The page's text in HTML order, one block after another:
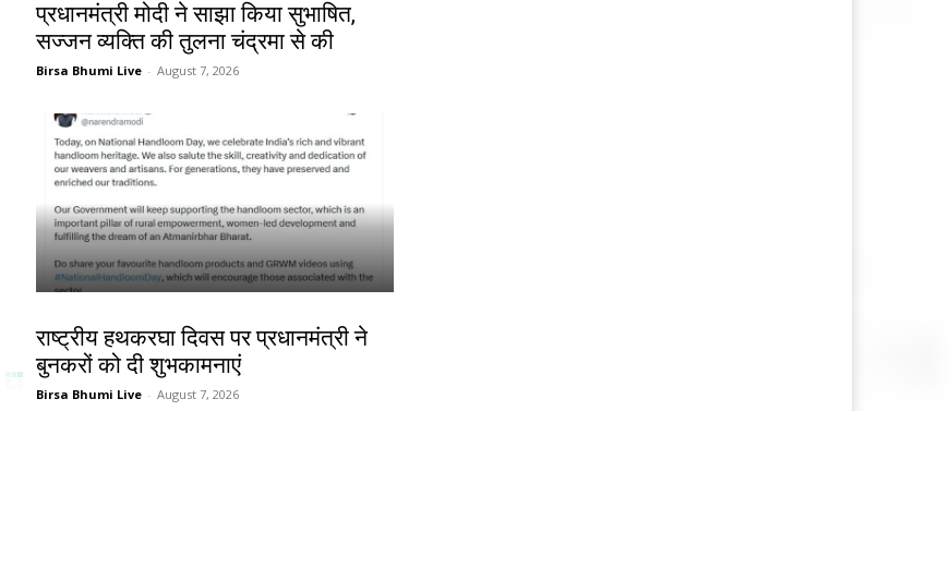
प्रधानमंत्री मोदी ने साझा किया सुभाषित,
सज्जन व्यक्ति की तुलना चंद्रमा से की
Birsa Bhumi Live - August 7, 2026
राष्ट्रीय हथकरघा दिवस पर प्रधानमंत्री ने
बुनकरों को दी शुभकामनाएं
Birsa Bhumi Live - August 7, 2026